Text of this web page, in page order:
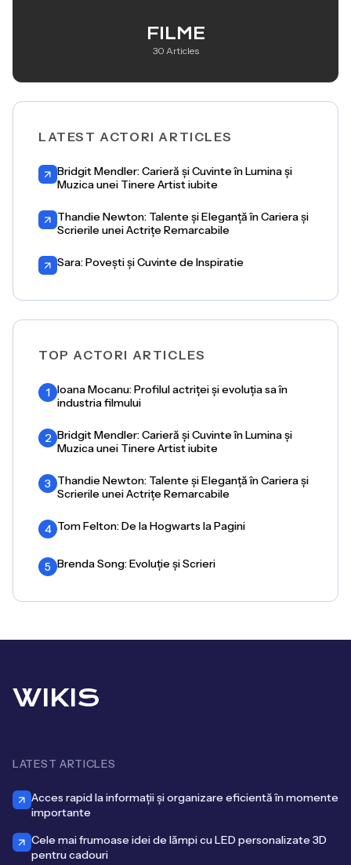
FILME
30 Articles
LATEST ACTORI ARTICLES
Bridgit Mendler: Carieră și Cuvinte în Lumina și
Muzica unei Tinere Artist iubite
Thandie Newton: Talente și Eleganță în Cariera și
Scrierile unei Actrițe Remarcabile
Sara: Povești și Cuvinte de Inspiratie
TOP ACTORI ARTICLES
1 Ioana Mocanu: Profilul actriței și evoluția sa în
industria filmului
2 Bridgit Mendler: Carieră și Cuvinte în Lumina și
Muzica unei Tinere Artist iubite
3 Thandie Newton: Talente și Eleganță în Cariera și
Scrierile unei Actrițe Remarcabile
4 Tom Felton: De la Hogwarts la Pagini
5 Brenda Song: Evoluție și Scrieri
WIKIS
LATEST ARTICLES
Acces rapid la informații și organizare eficientă în momente
importante
Cele mai frumoase idei de lămpi cu LED personalizate 3D
pentru cadouri